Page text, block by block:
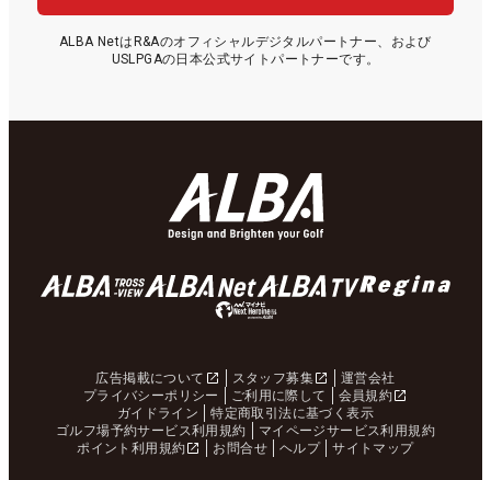
ALBA NetはR&Aのオフィシャルデジタルパートナー、および
USLPGAの日本公式サイトパートナーです。
広告掲載について スタッフ募集
運営会社
プライバシーポリシー
ご利用に際して
会員規約
ガイドライン
特定商取引法に基づく表示
ゴルフ場予約サービス利用規約
マイページサービス利用規約
ポイント利用規約
お問合せ ヘルプ サイトマップ